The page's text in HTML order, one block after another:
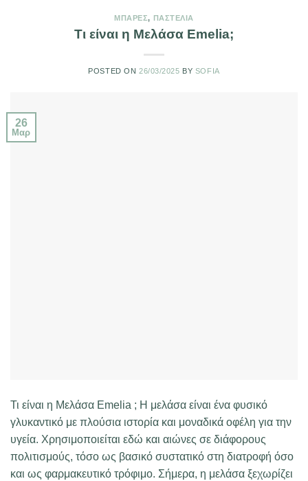
ΜΠΆΡΕΣ, ΠΑΣΤΈΛΙΑ
Τι είναι η Μελάσα Emelia;
POSTED ON 26/03/2025 BY SOFIA
26
Μαρ
Τι είναι η Μελάσα Emelia ; Η μελάσα είναι ένα φυσικό
γλυκαντικό με πλούσια ιστορία και μοναδικά οφέλη για την
υγεία. Χρησιμοποιείται εδώ και αιώνες σε διάφορους
πολιτισμούς, τόσο ως βασικό συστατικό στη διατροφή όσο
και ως φαρμακευτικό τρόφιμο. Σήμερα, η μελάσα ξεχωρίζει